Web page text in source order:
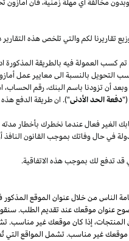
تقاريرنا لكم والتي تلخص هذه
في العملة الأساسية لموقع أمازون خلال 60 يوما من انتهاء الشهر الذي تم كسب
التحويل بالنسبة الى معايير عمل
أن تزودنا باسم البنك،رقم الحساب،
("دفعة الحد الأدنى")
. انطريقة الدفعهذه
الغير فعالعندما نخطرك بأخطار مدته 7
في حال وفاتك بموجب القانون النافذ
قد تدفع لك بموجب هذه الاتفاقية.
الناس من خلال عنوان الموقع
عنوان موقعك عند تقديم الطلب.
إذا كان موقعك غير مناسب.
موقعك غير مناسب. تشمل المواقع التي